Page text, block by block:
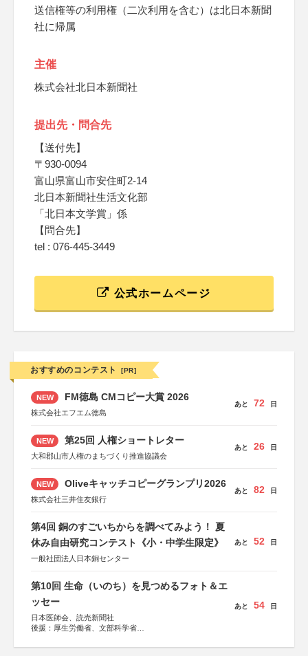
送信権等の利用権（二次利用を含む）は北日本新聞
社に帰属
主催
株式会社北日本新聞社
提出先・問合先
【送付先】
〒930-0094
富山県富山市安住町2-14
北日本新聞社生活文化部
「北日本文学賞」係
【問合先】
tel : 076-445-3449
公式ホームページ
おすすめのコンテスト [PR]
NEW FM徳島 CMコピー大賞 2026
株式会社エフエム徳島
あと 72 日
NEW 第25回 人権ショートレター
大和郡山市人権のまちづくり推進協議会
あと 26 日
NEW Oliveキャッチコピーグランプリ2026
株式会社三井住友銀行
あと 82 日
第4回 銅のすごいちからを調べてみよう！ 夏
休み自由研究コンテスト《小・中学生限定》
一般社団法人日本銅センター
あと 52 日
第10回 生命（いのち）を見つめるフォト＆エ
ッセー
日本医師会、読売新聞社
後援：厚生労働省、文部科学省
しん生命保険株式会社
あと 54 日